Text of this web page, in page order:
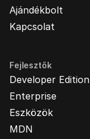
Ajándékbolt
Kapcsolat
Fejlesztők
Developer Edition
Enterprise
Eszközök
MDN